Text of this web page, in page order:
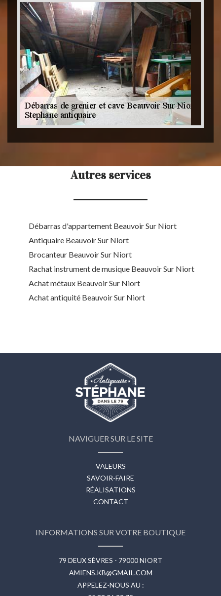
Autres services
Débarras d'appartement Beauvoir Sur Niort
Antiquaire Beauvoir Sur Niort
Brocanteur Beauvoir Sur Niort
Rachat instrument de musique Beauvoir Sur Niort
Achat métaux Beauvoir Sur Niort
Achat antiquité Beauvoir Sur Niort
NAVIGUER SUR LE SITE
VALEURS
SAVOIR-FAIRE
RÉALISATIONS
CONTACT
INFORMATIONS SUR VOTRE BOUTIQUE
79 DEUX SÈVRES - 79000 NIORT
AMIENS.KB@GMAIL.COM
APPELEZ-NOUS AU :